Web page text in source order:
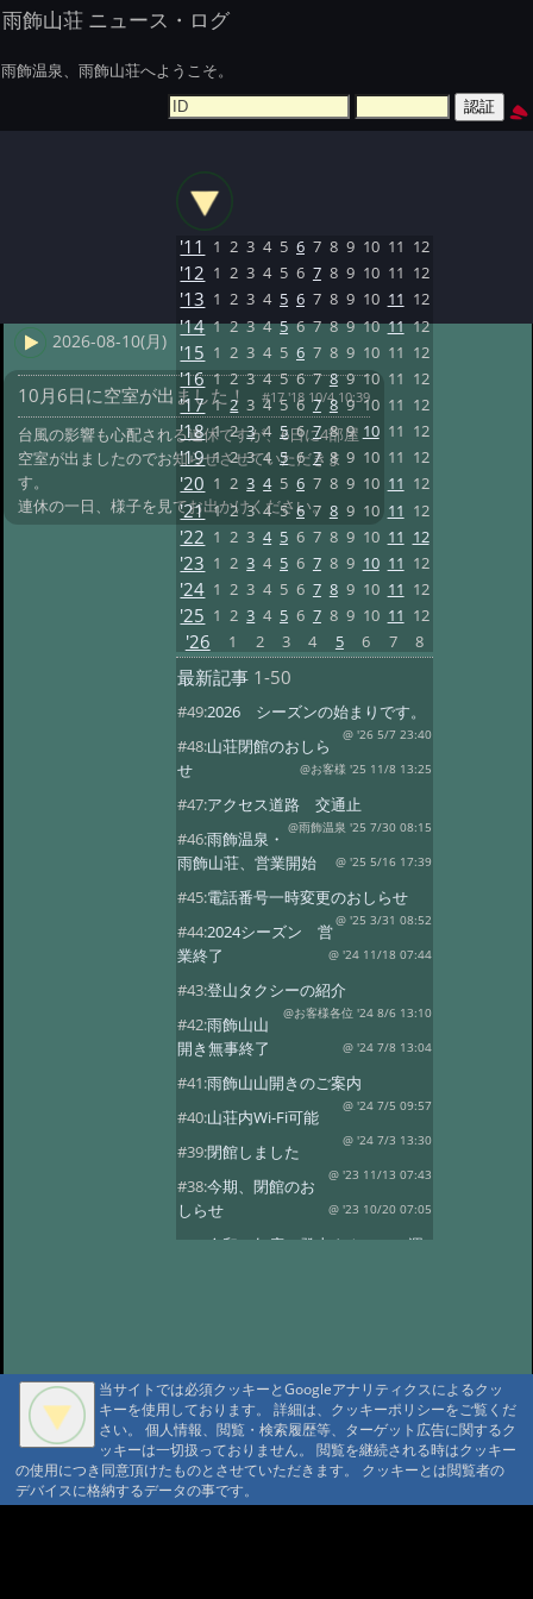
雨飾山荘 ニュース・ログ
雨飾温泉、雨飾山荘へようこそ。
2026-08-10(月)
10月6日に空室が出ました！ #17 '18 10/4 10:39
台風の影響も心配される連休ですが、6日に4部屋
空室が出ましたのでお知らせさせていただきま
す。
連休の一日、様子を見てお出かけください。
'11 1 2 3 4 5 6 7 8 9 10 11 12
'12 1 2 3 4 5 6 7 8 9 10 11 12
'13 1 2 3 4 5 6 7 8 9 10 11 12
'14 1 2 3 4 5 6 7 8 9 10 11 12
'15 1 2 3 4 5 6 7 8 9 10 11 12
'16 1 2 3 4 5 6 7 8 9 10 11 12
'17 1 2 3 4 5 6 7 8 9 10 11 12
'18 1 2 3 4 5 6 7 8 9 10 11 12
'19 1 2 3 4 5 6 7 8 9 10 11 12
'20 1 2 3 4 5 6 7 8 9 10 11 12
'21 1 2 3 4 5 6 7 8 9 10 11 12
'22 1 2 3 4 5 6 7 8 9 10 11 12
'23 1 2 3 4 5 6 7 8 9 10 11 12
'24 1 2 3 4 5 6 7 8 9 10 11 12
'25 1 2 3 4 5 6 7 8 9 10 11 12
'26 1 2 3 4 5 6 7 8
最新記事 1-50
#49:2026 シーズンの始まりです。
@ '26 5/7 23:40
#48:山荘閉館のおしら
せ
@お客様 '25 11/8 13:25
#47:アクセス道路 交通止
@雨飾温泉 '25 7/30 08:15
#46:雨飾温泉・
雨飾山荘、営業開始
@ '25 5/16 17:39
#45:電話番号一時変更のおしらせ
@ '25 3/31 08:52
#44:2024シーズン 営
業終了
@ '24 11/18 07:44
#43:登山タクシーの紹介
@お客様各位 '24 8/6 13:10
#42:雨飾山山
開き無事終了
@ '24 7/8 13:04
#41:雨飾山山開きのご案内
@ '24 7/5 09:57
#40:山荘内Wi-Fi可能
@ '24 7/3 13:30
#39:閉館しました
@ '23 11/13 07:43
#38:今期、閉館のお
しらせ
@ '23 10/20 07:05
#37:令和５年度 登山タクシーの運
#34:本日の雨飾温泉 @ '22 12/16 07:18
#33: 今期の営業は11/13まで
@ '22 11/3 09:34
#32:全国旅行支援
#31:14日 オープン
当サイトでは必須クッキーとGoogleアナリティクスによるクッ
キーを使用しております。 詳細は、クッキーポリシーをご覧くだ
さい。 個人情報、閲覧・検索履歴等、ターゲット広告に関するク
ッキーは一切扱っておりません。 閲覧を継続される時はクッキー
の使用につき同意頂けたものとさせていただきます。 クッキーとは閲覧者の
デバイスに格納するデータの事です。